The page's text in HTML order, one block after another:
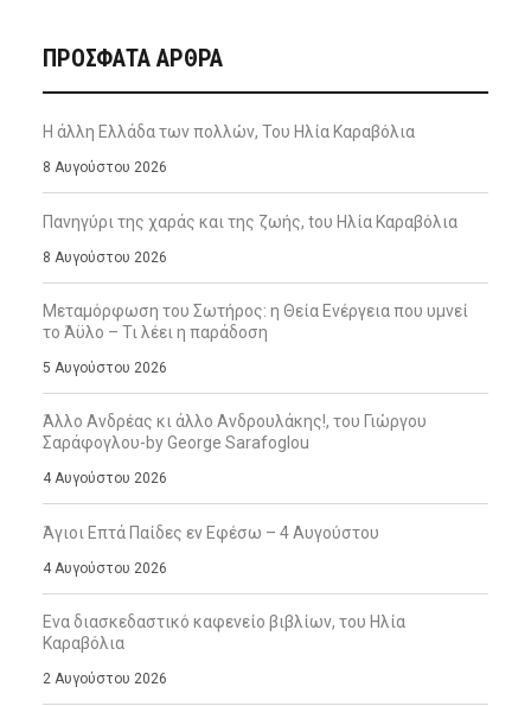
ΠΡΌΣΦΑΤΑ ΆΡΘΡΑ
Η άλλη Ελλάδα των πολλών, Του Ηλία Καραβόλια
8 Αυγούστου 2026
Πανηγύρι της χαράς και της ζωής, tου Ηλία Καραβόλια
8 Αυγούστου 2026
Μεταμόρφωση του Σωτήρος: η Θεία Ενέργεια που υμνεί
το Άϋλο – Τι λέει η παράδοση
5 Αυγούστου 2026
Άλλο Ανδρέας κι άλλο Ανδρουλάκης!, του Γιώργου
Σαράφογλου-by George Sarafoglou
4 Αυγούστου 2026
Άγιοι Επτά Παίδες εν Εφέσω – 4 Αυγούστου
4 Αυγούστου 2026
Ενα διασκεδαστικό καφενείο βιβλίων, του Ηλία
Καραβόλια
2 Αυγούστου 2026